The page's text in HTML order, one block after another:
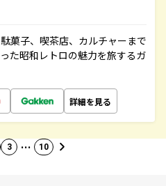
菓子、喫茶店、カルチャーまで
た昭和レトロの魅力を旅するガ
詳細を見る
3 … 10